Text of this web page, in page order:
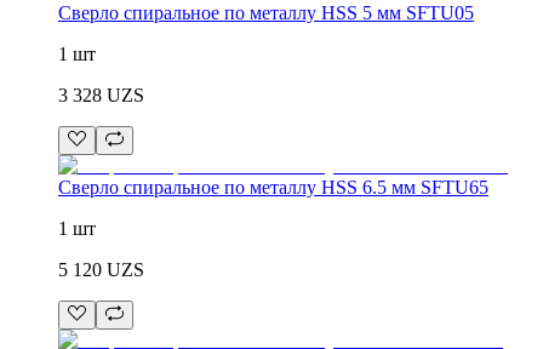
Сверло спиральное по металлу HSS 5 мм SFTU05
1 шт
3 328 UZS
Сверло спиральное по металлу HSS 6.5 мм SFTU65
1 шт
5 120 UZS